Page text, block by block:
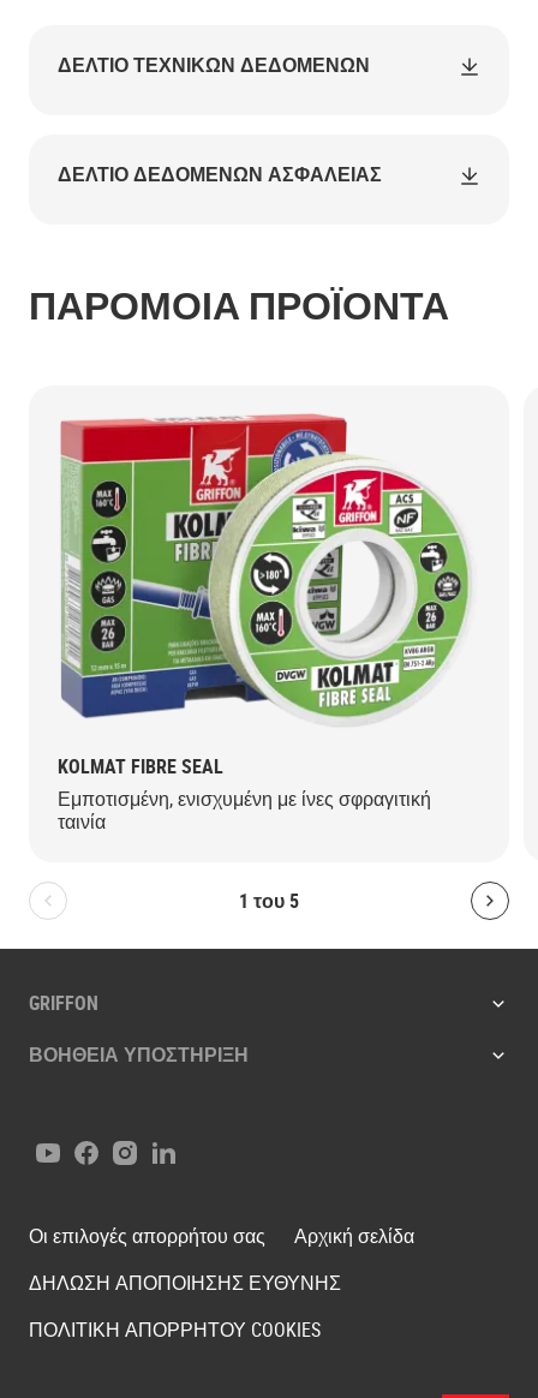
ΔΕΛΤΊΟ ΤΕΧΝΙΚΏΝ ΔΕΔΟΜΈΝΩΝ
ΔΕΛΤΊΟ ΔΕΔΟΜΈΝΩΝ ΑΣΦΑΛΕΊΑΣ
ΠΑΡΟΜΟΙΑ ΠΡΟΪΟΝΤΑ
1 του5
Bolton.General.PreviousSlide
KOLMAT FIBRE SEAL
Εμποτισμένη, ενισχυμένη με ίνες σφραγιτική
ταινία
GRIFFON
ΒΟΉΘΕΙΑ ΥΠΟΣΤΉΡΙΞΗ
YoutubeFacebook
Instagram
LinkedIn
Οι επιλογές απορρήτου σας
Αρχική σελίδα
ΔΗΛΩΣΗ ΑΠΟΠΟΙΗΣΗΣ ΕΥΘΥΝΗΣ
ΠΟΛΙΤΙΚΗ ΑΠΟΡΡΗΤΟΥ COOKIES